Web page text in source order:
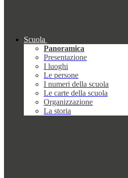
Scuola
Panoramica
Presentazione
I luoghi
Le persone
I numeri della scuola
Le carte della scuola
Organizzazione
La storia